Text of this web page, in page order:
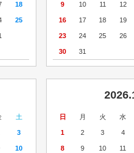
18
25
9 10 11 12
16 17 18 19
23 24 25 26
30 31
土
3
10
日 月 火 水
1 2 3 4
8 9 10 11